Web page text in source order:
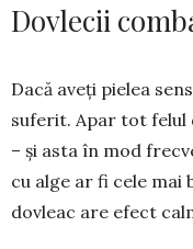
Dovlecii
Dacă aveți pielea
suferit. Apar tot felul
– și asta în mod
cu alge ar fi cele mai
do­vleac are efect